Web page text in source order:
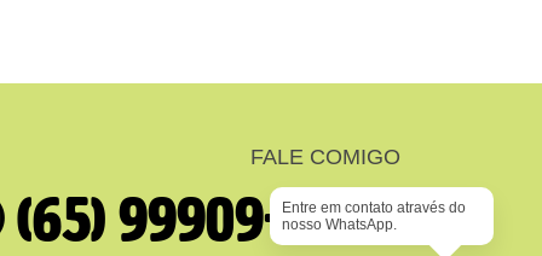
Entre em contato através do
nosso WhatsApp.
FALE COMIGO
(65) 99909-6330